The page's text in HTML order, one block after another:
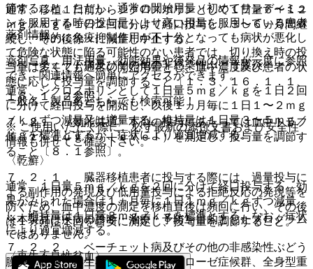
節すること。ただし、通常の開始用量（初めてサンディミュ
ンを服用する時の投与量）より高い用量を服用している患者
で、一時的に免疫抑制作用が不十分となっても病状が悪化し
て危険な状態に陥る可能性のない患者では、切り換え時の投
与量は多くても通常の開始用量とし、血中濃度及び患者の状
態に応じて投与量を調節すること〔１．３、１６．１．１、
１６．１．２参照〕。
７．２． 〈効能共通〉本剤の投与にあたっては血中トラフ
値（ｔｒｏｕｇｈ ｌｅｖｅｌ）を測定し、投与量を調節す
ること〔８．１参照〕。
７．２．１． 臓器移植患者に投与する際には、過量投与に
よる副作用の発現及び低用量投与による拒絶反応の発現等を
防ぐため、血中濃度の測定を移植直後は頻回に行い、その後
は１ヵ月に１回を目安に測定し、投与量を調節すること。
７．２．２． ベーチェット病及びその他の非感染性ぶどう
膜炎、乾癬、再生不良性貧血、ネフローゼ症候群、全身型重
通常、移植１日前からシクロスポリンとして１日量６〜１２
ｍｇ／ｋｇを１日２回に分けて経口投与し、３〜６ヵ月間継
続し、その後徐々に減量し中止する。
〈ベーチェット病及びその他の非感染性ぶどう膜炎〉
通常、シクロスポリンとして１日量５ｍｇ／ｋｇを１日２回
に分けて経口投与を開始し、以後１ヵ月毎に１日１〜２ｍｇ
／ｋｇずつ減量又は増量する。維持量は１日量３〜５ｍｇ／
ｋｇを標準とするが、症状により適宜増減する。
〈乾癬〉
通常、１日量５ｍｇ／ｋｇを２回に分けて経口投与する。効
果がみられた場合は１ヵ月毎に１日１ｍｇ／ｋｇずつ減量
し、維持量は１日量３ｍｇ／ｋｇを標準とする。なお、症状
により適宜増減する。
〈再生不良性貧血〉
薬剤情報
薬剤写真、用法用量、効能効果や後発品の情報が一度に参照
でき、関連情報へ簡単にアクセスができます。
一般名、製品名どちらでも検索可能！
※ ご使用いただく際に、必ず最新の添付文書および安全性
情報も併せてご確認下さい。
※本製品は疾病の診断・治療・予防を目的としたプログラム
ではありません。